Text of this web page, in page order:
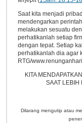
Saat kita menjadi
mendengarkan
melakukan sesuatu
perhatikanlah setiap
dengan tepat. Setiap
perhatikanlah dia agar
RTG/
KITA
SAAT LEBIH
Dilarang mengutip atau